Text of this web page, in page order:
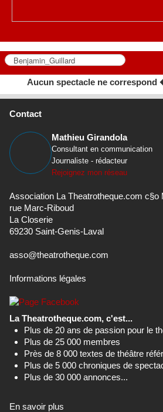
Aucun spectacle ne correspond
Contact
Mathieu Girandola
Consultant en communication
Journaliste - rédacteur
Rejoignez mon réseau
Association La Theatrotheque.com c§o
rue Marc-Riboud
La Closerie
69230 Saint-Genis-Laval
asso@theatrotheque.com
Informations légales
La Theatrotheque.com, c'est...
Plus de 20 ans de passion pour le
Plus de 25 000 membres
Près de 8 000 textes de théâtre
Plus de 5 000 chroniques de
Plus de 30 000 annonces...
En savoir plus